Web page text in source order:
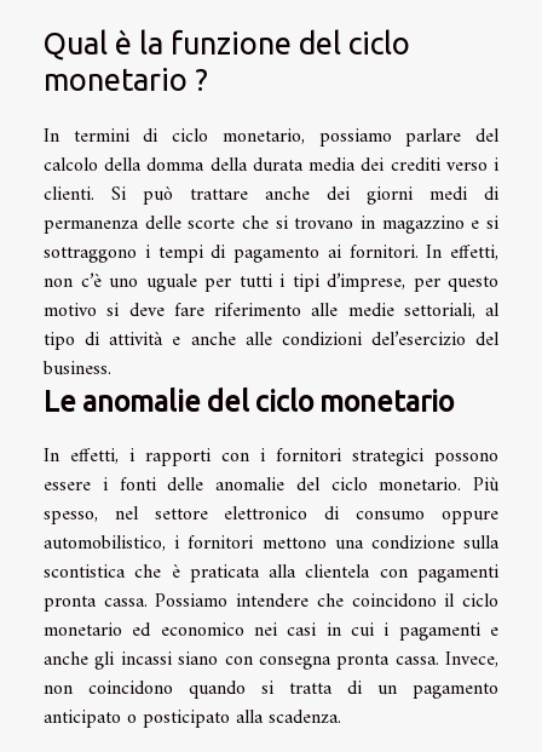
Qual è la funzione del ciclo
monetario ?
In termini di ciclo monetario, possiamo parlare del
calcolo della domma della durata media dei crediti verso i
clienti. Si può trattare anche dei giorni medi di
permanenza delle scorte che si trovano in magazzino e si
sottraggono i tempi di pagamento ai fornitori. In effetti,
non c’è uno uguale per tutti i tipi d’imprese, per questo
motivo si deve fare riferimento alle medie settoriali, al
tipo di attività e anche alle condizioni del’esercizio del
business.
Le anomalie del ciclo monetario
In effetti, i rapporti con i fornitori strategici possono
essere i fonti delle anomalie del ciclo monetario. Più
spesso, nel settore elettronico di consumo oppure
automobilistico, i fornitori mettono una condizione sulla
scontistica che è praticata alla clientela con pagamenti
pronta cassa. Possiamo intendere che coincidono il ciclo
monetario ed economico nei casi in cui i pagamenti e
anche gli incassi siano con consegna pronta cassa. Invece,
non coincidono quando si tratta di un pagamento
anticipato o posticipato alla scadenza.